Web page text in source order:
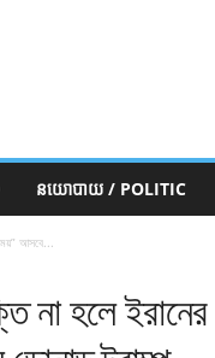
នយោបាយ / POLITIC
আসবে...
না হলে